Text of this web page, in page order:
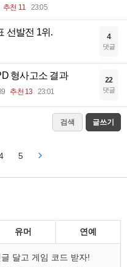
추천 11 23:05
선발전 1위. 4
댓글
형사고소 결과
추천 13 23:01
22
댓글
검색 글쓰기
5
유머 연예
달고 게임 코드 받자!